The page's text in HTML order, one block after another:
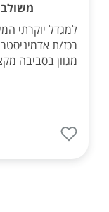
למגדל יוקרתי
רכז/ת
מגוון בסביבה